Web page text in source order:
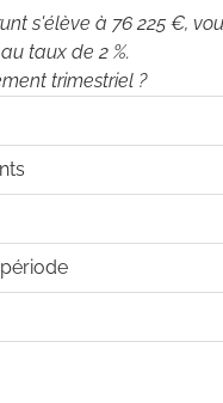
s'élève à 76 225 €,
taux de 2 %.
trimestriel ?